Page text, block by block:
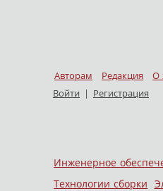
Авторам Редакция О
Войти | Регистрация
Меню
Skip to content
Инженерное
Технологии сборки